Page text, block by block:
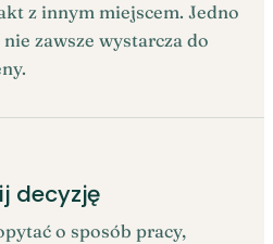
z innym miejscem. Jedno
zawsze wystarcza do
decyzję
o sposób pracy,